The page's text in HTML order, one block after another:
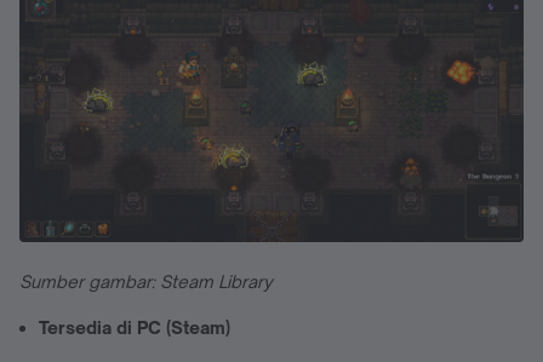
Sumber gambar: Steam Library
Tersedia di PC (Steam)